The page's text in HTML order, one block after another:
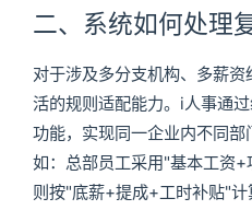
二、系统如何处理
对于涉及多分支机构、多薪
活的规则适配能力。i人事通
功能，实现同一企业内不同部
如：总部员工采用"基本工资
则按"底薪+提成+工时补贴"